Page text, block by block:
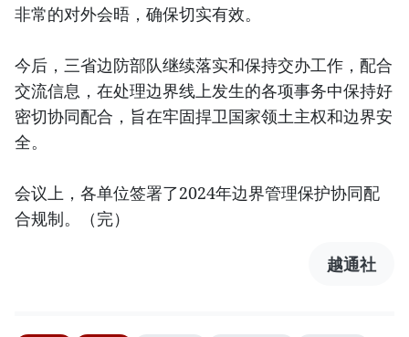
非常的对外会晤，确保切实有效。
今后，三省边防部队继续落实和保持交办工作，配合
交流信息，在处理边界线上发生的各项事务中保持好
密切协同配合，旨在牢固捍卫国家领土主权和边界安
全。
会议上，各单位签署了2024年边界管理保护协同配
合规制。（完）
越通社